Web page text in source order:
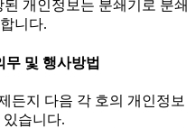
개인정보는 분쇄기로 분쇄
니다.
무 및 행사방법
든지 다음 각 호의 개인정보
있습니다.